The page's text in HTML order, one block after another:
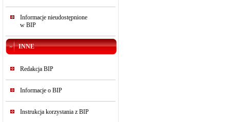
Informacje nieudostępnione
w BIP
INNE
Redakcja BIP
Informacje o BIP
Instrukcja korzystania z BIP